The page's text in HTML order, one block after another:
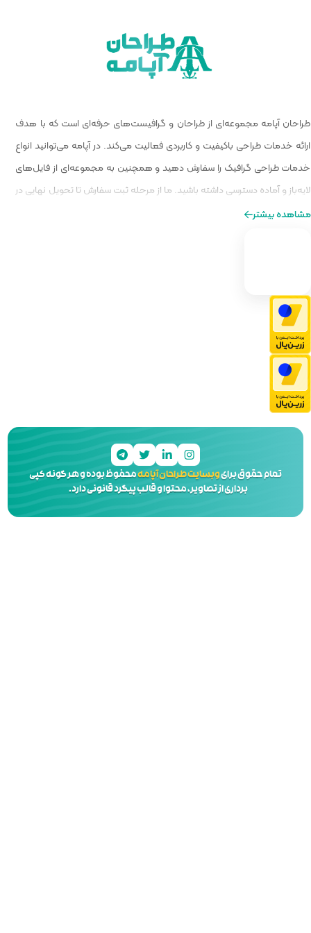
گرافیست‌های حرفه‌ای است که با هدف
می‌کند. در آپامه می‌توانید انواع
همچنین به مجموعه‌ای از فایل‌های
مرحله ثبت سفارش تا تحویل نهایی در
از طراحی را برایتان فراهم کنیم.
محفوظ بوده و هر گونه کپی
و قالب پیگرد قانونی دارد.